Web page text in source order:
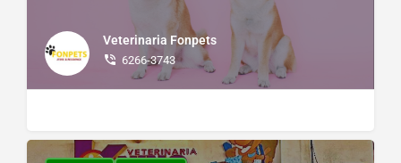
Veterinaria Fonpets
6266-3743